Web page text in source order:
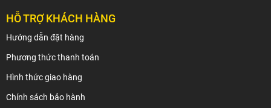
HỖ TRỢ KHÁCH HÀNG
Hướng dẫn đặt hàng
Phương thức thanh toán
Hình thức giao hàng
Chính sách bảo hành